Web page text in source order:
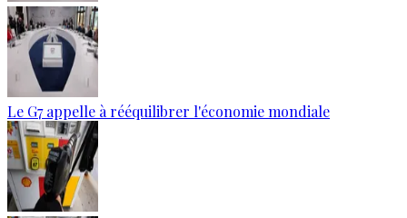
Le G7 appelle à rééquilibrer l'économie mondiale